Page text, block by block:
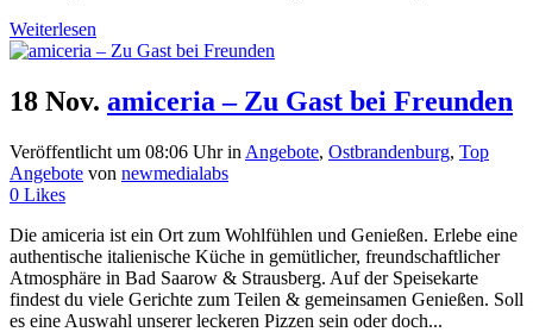
Weiterlesen
18 Nov. amiceria – Zu Gast bei Freunden
Veröffentlicht um 08:06 Uhrin Angebote, Ostbrandenburg, Top
Angebote von newmedialabs
0 Likes
Die amiceria ist ein Ort zum Wohlfühlen und Genießen. Erlebe eine
authentische italienische Küche in gemütlicher, freundschaftlicher
Atmosphäre in Bad Saarow & Strausberg. Auf der Speisekarte
findest du viele Gerichte zum Teilen & gemeinsamen Genießen. Soll
es eine Auswahl unserer leckeren Pizzen sein oder doch...